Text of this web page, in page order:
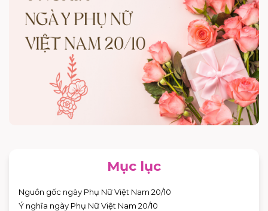
Mục lục
Nguồn gốc ngày Phụ Nữ Việt Nam 20/10
Ý nghĩa ngày Phụ Nữ Việt Nam 20/10